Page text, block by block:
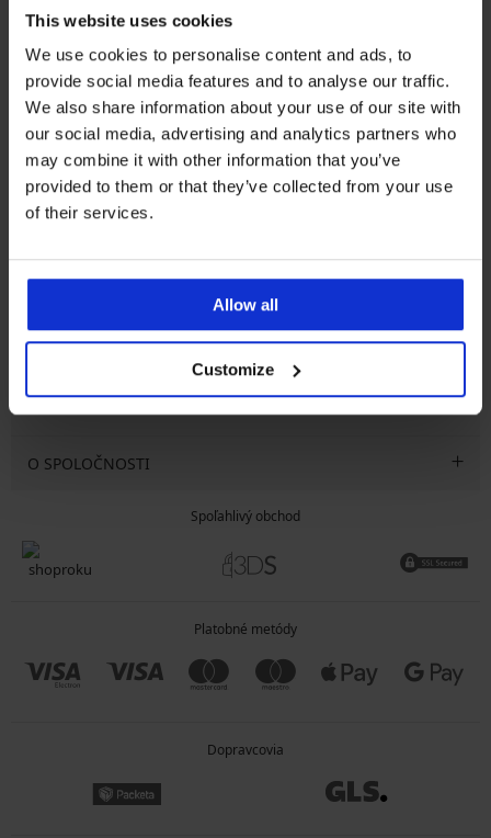
This website uses cookies
We use cookies to personalise content and ads, to
provide social media features and to analyse our traffic.
We also share information about your use of our site with
our social media, advertising and analytics partners who
may combine it with other information that you’ve
provided to them or that they’ve collected from your use
of their services.
Allow all
Customize
02 205 703 40
info@astratex.sk
Newsletter
Prihláste sa do newsletteru a získajte
najhorúcejšie
novinky
CHCEM ODOBERAŤ
VŠEOBECNÉ INFORMÁCIE
O SPOLOČNOSTI
Spoľahlivý obchod
Platobné metódy
Dopravcovia